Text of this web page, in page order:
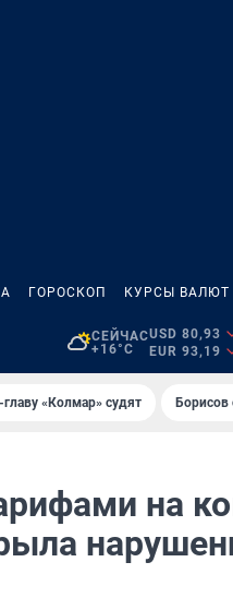
ГОРОСКОП КУРСЫ ВАЛЮТ
СЕЙЧАС
+16°C
USD 80,93
EUR 93,19
«Колмар» судят Борисов
на